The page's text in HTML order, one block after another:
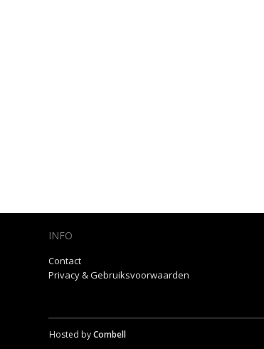
INFO
Contact
Privacy & Gebruiksvoorwaarden
Hosted byCombell